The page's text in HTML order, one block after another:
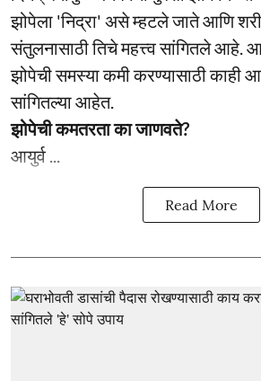
झोपेला 'निद्रा' असे म्हटले जाते आणि
संतुलनासाठी तिचे महत्त्व सांगितले आहे.
झोपेची समस्या कमी करण्यासाठी काही
सांगितल्या आहेत.
झोपेची कमतरता का जाणवते?
आयुर्व ...
Read More